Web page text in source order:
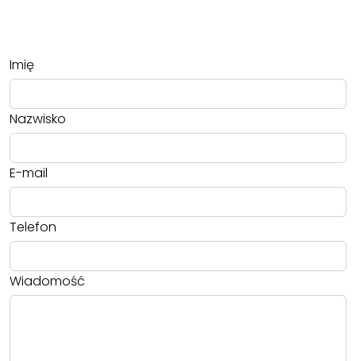
Imię
Nazwisko
E-mail
Telefon
Wiadomość